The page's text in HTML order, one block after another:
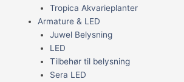
Tropica Akvarieplanter
Armature & LED
Juwel Belysning
LED
Tilbehør til belysning
Sera LED